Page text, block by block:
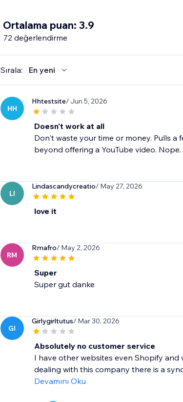
Ortalama puan: 3.9
72 değerlendirme
Sırala: En yeni
HH
Hhtestsite/ Jun 5, 2026
Doesn't work at all
Don't waste your time or money. Pulls
beyond offering a YouTube video. Nope.
LI
Lindascandycreatio/ May 27, 2026
love it
RM
Rmafro/ May 2, 2026
Super
Super gut danke
GI
Girlygirltutus/ Mar 30, 2026
Absolutely no customer service
I have other websites even Shopify
dealing with this company there is a
Devamını Oku